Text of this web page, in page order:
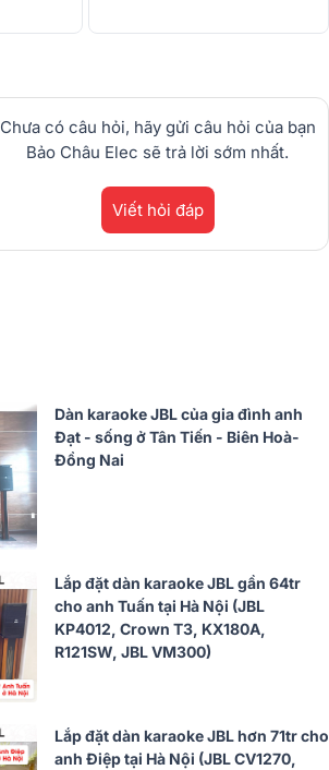
Chưa có câu hỏi, hãy gửi câu hỏi của bạn
Bảo Châu Elec sẽ trả lời sớm nhất.
Viết hỏi đáp
Dàn karaoke JBL của gia đình anh
Đạt - sống ở Tân Tiến - Biên Hoà-
Đồng Nai
Lắp đặt dàn karaoke JBL gần 64tr
cho anh Tuấn tại Hà Nội (JBL
KP4012, Crown T3, KX180A,
R121SW, JBL VM300)
Lắp đặt dàn karaoke JBL hơn 71tr cho
anh Điệp tại Hà Nội (JBL CV1270,